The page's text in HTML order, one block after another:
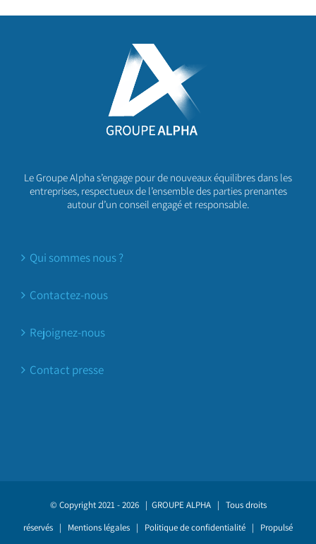
Le Groupe Alpha s’engage pour de nouveaux équilibres dans les
entreprises, respectueux de l’ensemble des parties prenantes
autour d’un conseil engagé et responsable.
Qui sommes nous ?
Contactez-nous
Rejoignez-nous
Contact presse
© Copyright 2021 -2026 | GROUPE ALPHA| Tous droits
réservés | Mentions légales | Politique de confidentialité | Propulsé